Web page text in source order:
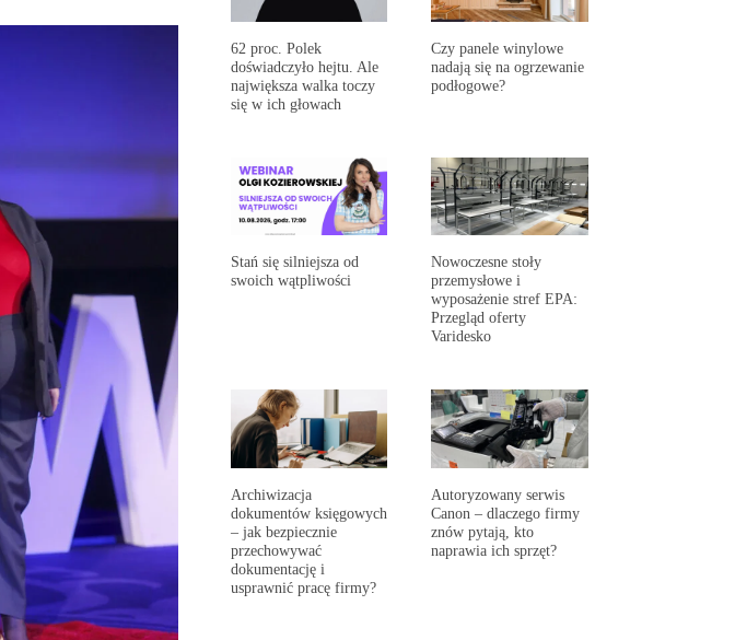
62 proc. Polek
doświadczyło hejtu. Ale
największa walka toczy
się w ich głowach
Czy panele winylowe
nadają się na ogrzewanie
podłogowe?
Stań się silniejsza od
swoich wątpliwości
Nowoczesne stoły
przemysłowe i
wyposażenie stref EPA:
Przegląd oferty
Varidesko
Archiwizacja
dokumentów księgowych
– jak bezpiecznie
przechowywać
dokumentację i
usprawnić pracę firmy?
Autoryzowany serwis
Canon – dlaczego firmy
znów pytają, kto
naprawia ich sprzęt?